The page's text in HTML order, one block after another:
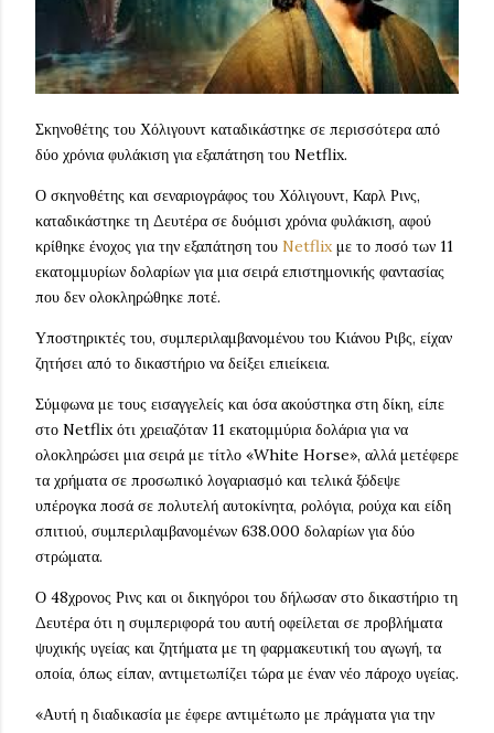
Σκηνοθέτης του Χόλιγουντ καταδικάστηκε σε περισσότερα από
δύο χρόνια φυλάκιση για εξαπάτηση του Netflix.
Ο σκηνοθέτης και σεναριογράφος του Χόλιγουντ, Καρλ Ρινς,
καταδικάστηκε τη Δευτέρα σε δυόμισι χρόνια φυλάκιση, αφού
κρίθηκε ένοχος για την εξαπάτηση του Netflixμε το ποσό των 11
εκατομμυρίων δολαρίων για μια σειρά επιστημονικής φαντασίας
που δεν ολοκληρώθηκε ποτέ.
Υποστηρικτές του, συμπεριλαμβανομένου του Κιάνου Ριβς, είχαν
ζητήσει από το δικαστήριο να δείξει επιείκεια.
Σύμφωνα με τους εισαγγελείς και όσα ακούστηκα στη δίκη, είπε
στο Netflix ότι χρειαζόταν 11 εκατομμύρια δολάρια για να
ολοκληρώσει μια σειρά με τίτλο «White Horse», αλλά μετέφερε
τα χρήματα σε προσωπικό λογαριασμό και τελικά ξόδεψε
υπέρογκα ποσά σε πολυτελή αυτοκίνητα, ρολόγια, ρούχα και είδη
σπιτιού, συμπεριλαμβανομένων 638.000 δολαρίων για δύο
στρώματα.
Ο 48χρονος Ρινς και οι δικηγόροι του δήλωσαν στο δικαστήριο τη
Δευτέρα ότι η συμπεριφορά του αυτή οφείλεται σε προβλήματα
ψυχικής υγείας και ζητήματα με τη φαρμακευτική του αγωγή, τα
οποία, όπως είπαν, αντιμετωπίζει τώρα με έναν νέο πάροχο υγείας.
«Αυτή η διαδικασία με έφερε αντιμέτωπο με πράγματα για την